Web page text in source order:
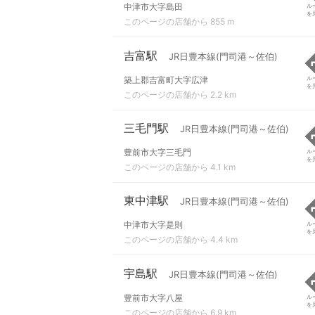
中津市大字島田
このページの店舗から 855 m
ル
を
吉富駅 JR日豊本線(門司港～佐伯)
築上郡吉富町大字広津
このページの店舗から 2.2 km
ル
を
三毛門駅 JR日豊本線(門司港～佐伯)
豊前市大字三毛門
このページの店舗から 4.1 km
ル
を
東中津駅 JR日豊本線(門司港～佐伯)
中津市大字是則
このページの店舗から 4.4 km
ル
を
宇島駅 JR日豊本線(門司港～佐伯)
豊前市大字八屋
このページの店舗から 6.9 km
ル
を